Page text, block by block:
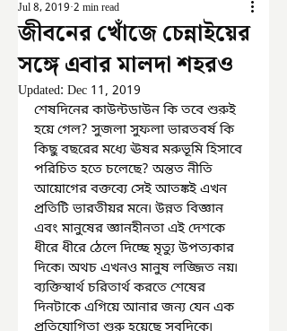
জীবনের খোঁজে চেন্নাইয়ের
সঙ্গে এবার মালদা শহরও
Jul 8, 2019 2 min read
Updated: Dec 11, 2019
শেষদিনের কাউন্টডাউন কি তবে শুরুই
হয়ে গেল? সুজলা সুফলা ভারতবর্ষ কি
কিছু বছরের মধ্যে ঊষর মরুভূমি হিসাবে
পরিচিত হতে চলেছে? অন্তত নীতি
আয়োগের বক্তব্যে সেই আতঙ্কই এখন
প্রতিটি ভারতীয়র মনে৷ উন্নত বিজ্ঞান
এবং মানুষের জ্ঞানহীনতা এই দেশকে
ধীরে ধীরে ঠেলে দিচ্ছে মৃত্যু উপত্যকার
দিকে৷ অথচ এখনও মানুষ লজ্জিত নয়৷
ব্যক্তিস্বার্থ চরিতার্থ করতে শেষের
দিনটাকে এগিয়ে আনার জন্য যেন এক
প্রতিযোগিতা শুরু হয়েছে সবদিকে৷